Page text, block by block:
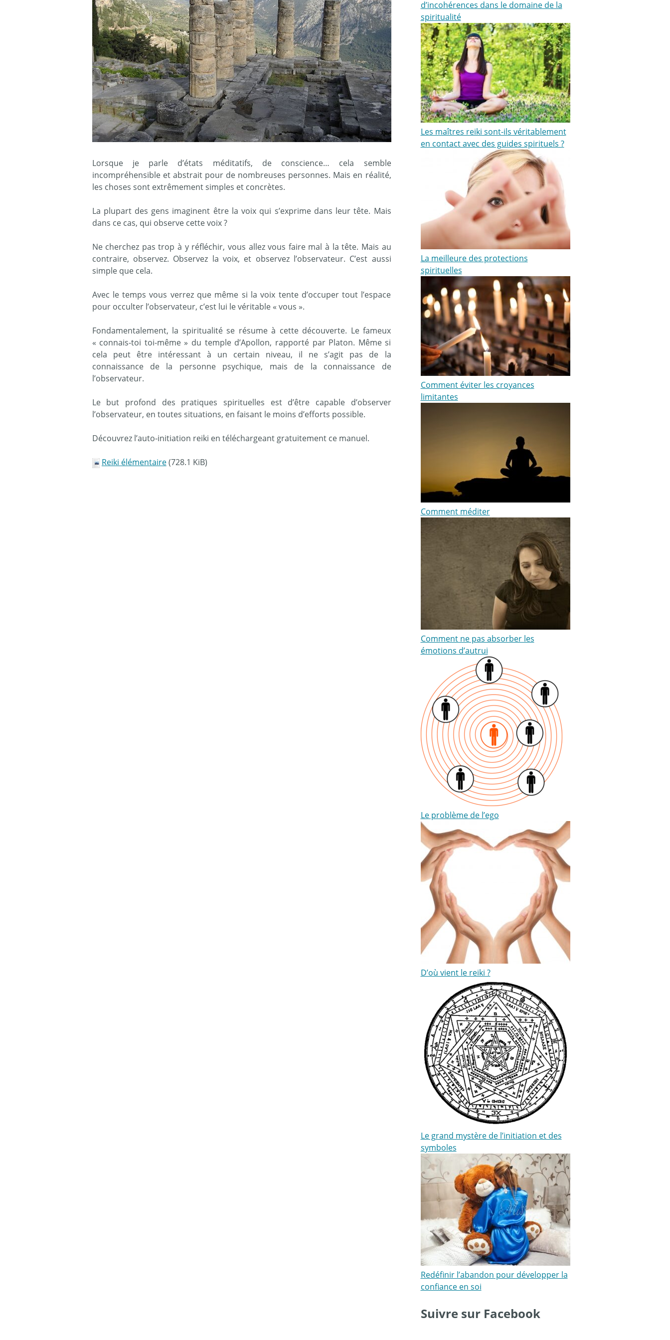
Lorsque je parle d’états méditatifs, de conscience… cela semble
incompréhensible et abstrait pour de nombreuses personnes. Mais en réalité,
les choses sont extrêmement simples et concrètes.
La plupart des gens imaginent être la voix qui s’exprime dans leur tête. Mais
dans ce cas, qui observe cette voix ?
Ne cherchez pas trop à y réfléchir, vous allez vous faire mal à la tête. Mais au
contraire, observez. Observez la voix, et observez l’observateur. C’est aussi
simple que cela.
Avec le temps vous verrez que même si la voix tente d’occuper tout l’espace
pour occulter l’observateur, c’est lui le véritable « vous ».
Fondamentalement, la spiritualité se résume à cette découverte. Le fameux
« connais-toi toi-même » du temple d’Apollon, rapporté par Platon. Même si
cela peut être intéressant à un certain niveau, il ne s’agit pas de la
connaissance de la personne psychique, mais de la connaissance de
l’observateur.
Le but profond des pratiques spirituelles est d’être capable d’observer
l’observateur, en toutes situations, en faisant le moins d’efforts possible.
Découvrez l’auto-initiation reiki en téléchargeant gratuitement ce manuel.
Reiki élémentaire(728.1 KiB)
d’incohérences dans le domaine de la
spiritualité
Les maîtres reiki sont-ils véritablement
en contact avec des guides spirituels ?
La meilleure des protections
spirituelles
Comment éviter les croyances
limitantes
Comment méditer
Comment ne pas absorber les
émotions d’autrui
Le problème de l’ego
D’où vient le reiki ?
Le grand mystère de l’initiation et des
symboles
Redéfinir l’abandon pour développer la
confiance en soi
Suivre sur Facebook